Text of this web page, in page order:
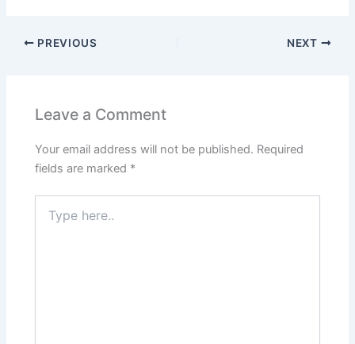
PREVIOUS NEXT
Leave a Comment
Your email address will not be published. Required
fields are marked *
here..